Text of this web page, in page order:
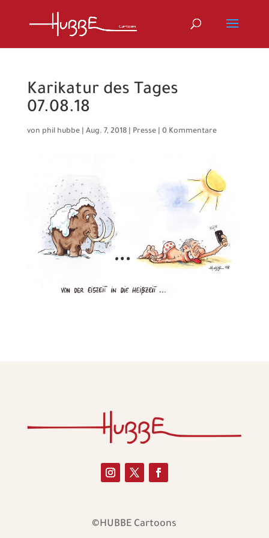
Karikatur des Tages
07.08.18
von phil hubbe| Aug. 7, 2018| Presse| 0 Kommentare
©HUBBE Cartoons